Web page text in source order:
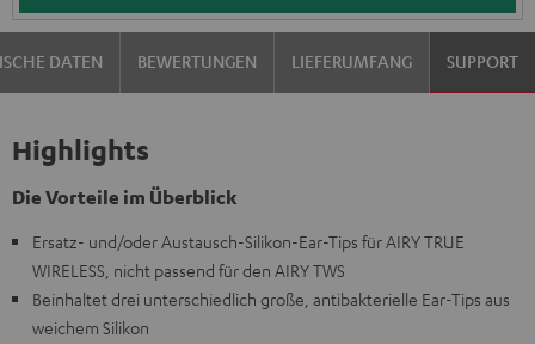
DATEN BEWERTUNGEN LIEFERUMFANG SUPPORT
Highlights
Die Vorteile im Überblick
Ersatz- und/oder Austausch-Silikon-Ear-Tips für AIRY TRUE
WIRELESS, nicht passend für den AIRY TWS
Beinhaltet drei unterschiedlich große, antibakterielle Ear-Tips aus
weichem Silikon